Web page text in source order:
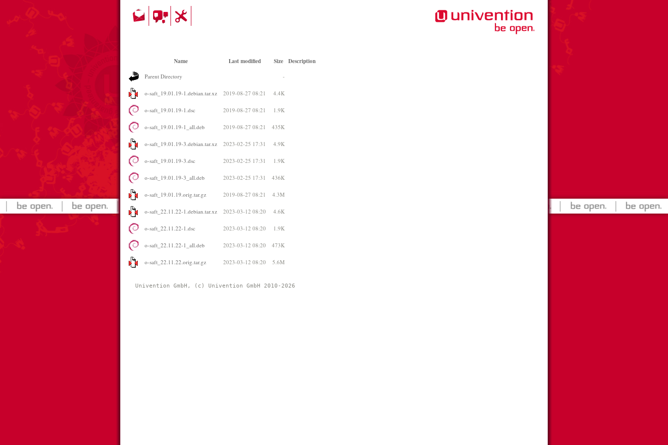
Name Last modified Size Description
Parent Directory -
o-saft_19.01.19-1.debian.tar.xz 2019-08-27 08:21 4.4K
o-saft_19.01.19-1.dsc 2019-08-27 08:21 1.9K
o-saft_19.01.19-1_all.deb 2019-08-27 08:21 435K
o-saft_19.01.19-3.debian.tar.xz 2023-02-25 17:31 4.9K
o-saft_19.01.19-3.dsc 2023-02-25 17:31 1.9K
o-saft_19.01.19-3_all.deb 2023-02-25 17:31 436K
o-saft_19.01.19.orig.tar.gz 2019-08-27 08:21 4.3M
o-saft_22.11.22-1.debian.tar.xz 2023-03-12 08:20 4.6K
o-saft_22.11.22-1.dsc 2023-03-12 08:20 1.9K
o-saft_22.11.22-1_all.deb 2023-03-12 08:20 473K
o-saft_22.11.22.orig.tar.gz 2023-03-12 08:20 5.6M
Univention GmbH, (c) Univention GmbH 2010-2026